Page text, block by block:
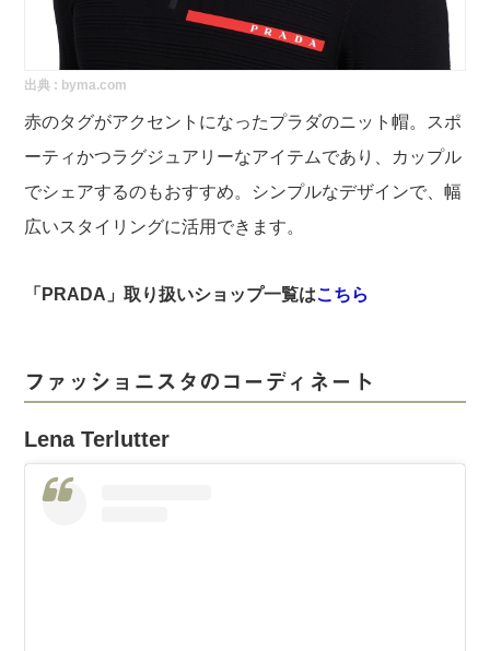
出典 : byma.com
赤のタグがアクセントになったプラダのニット帽。スポ
ーティかつラグジュアリーなアイテムであり、カップル
でシェアするのもおすすめ。シンプルなデザインで、幅
広いスタイリングに活用できます。
「PRADA」取り扱いショップ一覧はこちら
ファッショニスタのコーディネート
Lena Terlutter